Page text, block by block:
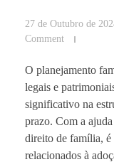
27 de Outubro de
Comment
O planejamento
legais e
significativo na
prazo. Com a
direito de família, é
relacionados à